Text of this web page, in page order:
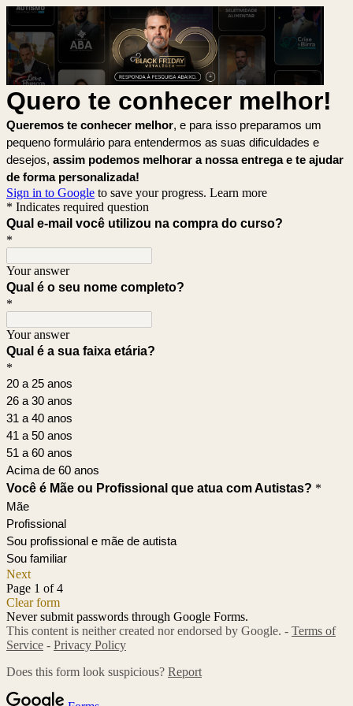
Quero te conhecer melhor!
Queremos te conhecer melhor, e para isso preparamos um
pequeno formulário para entendermos as suas dificuldades e
desejos, assim podemos melhorar a nossa entrega e te ajudar
de forma personalizada!
Sign in to Google to save your progress. Learn more
* Indicates required question
Qual e-mail você utilizou na compra do curso?
*
Your answer
Qual é o seu nome completo?
*
Your answer
Qual é a sua faixa etária?
*
20 a 25 anos
26 a 30 anos
31 a 40 anos
41 a 50 anos
51 a 60 anos
Acima de 60 anos
Você é Mãe ou Profissional que atua com Autistas? *
Mãe
Profissional
Sou profissional e mãe de autista
Sou familiar
Next
Page 1 of 4
Clear form
Never submit passwords through Google Forms.
This content is neither created nor endorsed by Google. - Terms of
Service - Privacy Policy
Does this form look suspicious? Report